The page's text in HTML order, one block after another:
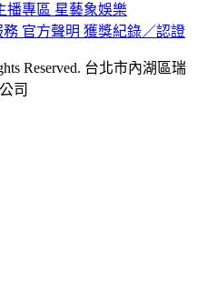
播專區 星藝象娛樂
務 官方聲明 獲獎紀錄／認證
Reserved. 台北市內湖區瑞
司